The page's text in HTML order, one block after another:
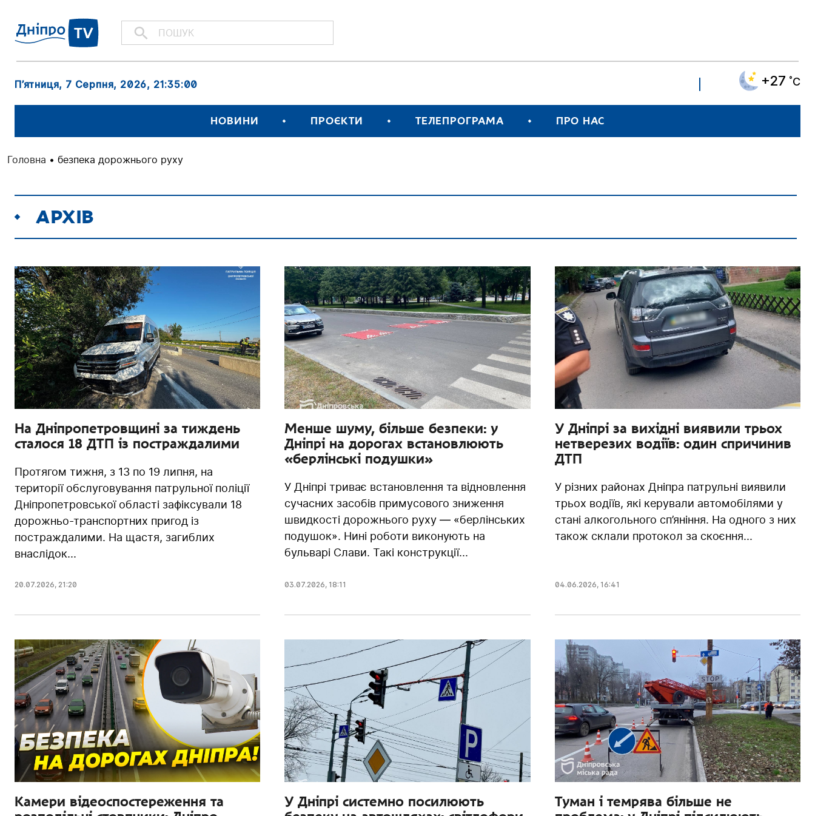
П’ятниця, 7 Серпня, 2026, 21:35:01 +27 ˚C
НОВИНИ ПРОЄКТИ ТЕЛЕПРОГРАМА ПРО НАС
Головна • безпека дорожнього руху
АРХІВ
На Дніпропетровщині за тиждень
сталося 18 ДТП із постраждалими
Протягом тижня, з 13 по 19 липня, на
території обслуговування патрульної поліції
Дніпропетровської області зафіксували 18
дорожньо-транспортних пригод із
постраждалими. На щастя, загиблих
внаслідок...
20.07.2026, 21:20
Менше шуму, більше безпеки: у
Дніпрі на дорогах встановлюють
«берлінські подушки»
У Дніпрі триває встановлення та відновлення
сучасних засобів примусового зниження
швидкості дорожнього руху — «берлінських
подушок». Нині роботи виконують на
бульварі Слави. Такі конструкції...
03.07.2026, 18:11
У Дніпрі за вихідні виявили трьох
нетверезих водіїв: один спричинив
ДТП
У різних районах Дніпра патрульні виявили
трьох водіїв, які керували автомобілями у
стані алкогольного сп’яніння. На одного з них
також склали протокол за скоєння...
04.06.2026, 16:41
Камери відеоспостереження та
У Дніпрі системно посилюють
Туман і темрява більше не